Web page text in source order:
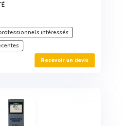
intéressés
Recevoir un devis